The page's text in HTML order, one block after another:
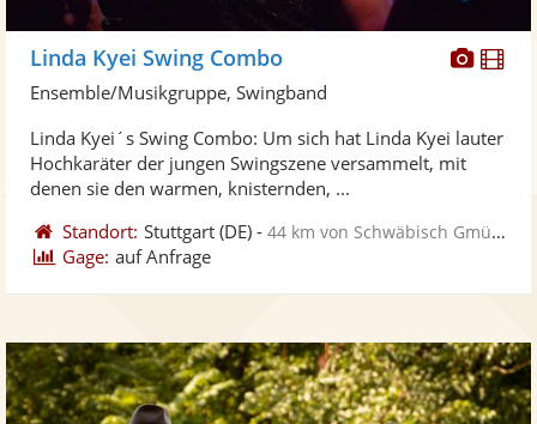
Fotos
Linda Kyei Swing Combo
Ensemble/Musikgruppe, Swingband
Linda Kyei´s Swing Combo: Um sich hat Linda Kyei lauter
Hochkaräter der jungen Swingszene versammelt, mit
denen sie den warmen, knisternden, ...
Standort: Stuttgart (DE) -44 km von Schwäbisch Gmünd
Gage: auf Anfrage